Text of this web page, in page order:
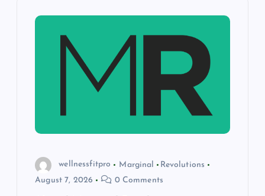
wellnessfitpro Marginal
Revolutions
August 7, 2026
0 Comments